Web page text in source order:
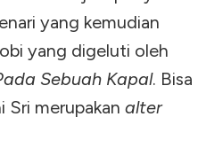
yang kemudian
yang digeluti oleh
Sebuah Kapal. Bisa
Sri merupakan alter